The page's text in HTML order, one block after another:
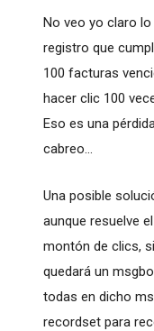
No veo yo claro
registro que
100 facturas
hacer clic 100
Eso es una
cabreo...
Una posible
aunque resuelve
montón de clics,
quedará un
todas en dicho
recordset para